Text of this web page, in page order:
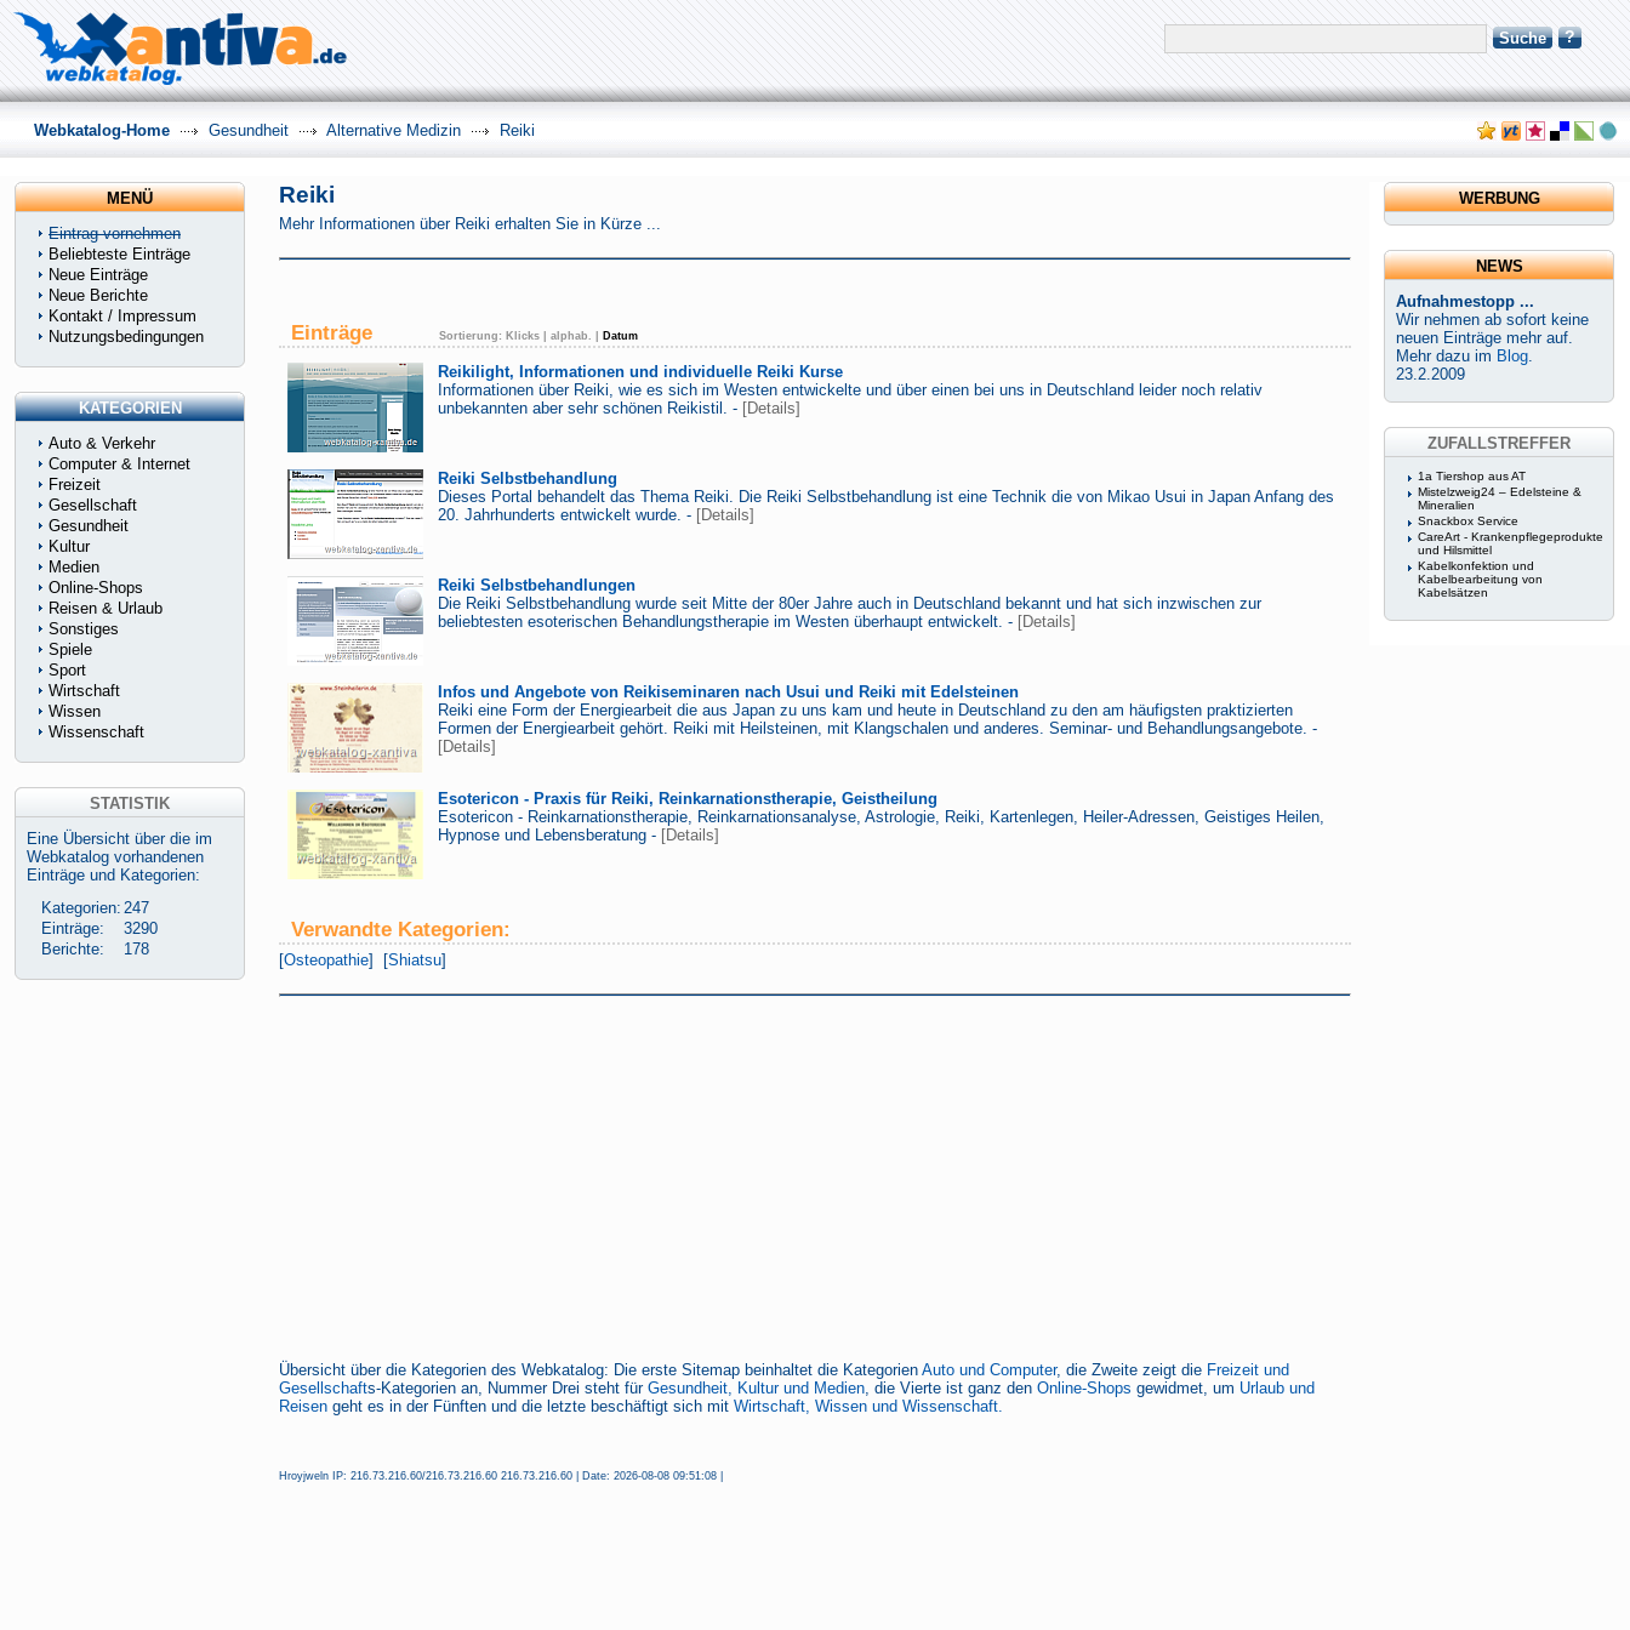
Reiki
Mehr Informationen über Reiki erhalten Sie in Kürze ...
Einträge Sortierung: Klicks alphab. Datum
Reikilight, Informationen und individuelle Reiki Kurse
Informationen über Reiki, wie es sich im Westen entwickelte und über einen bei uns in Deutschland leider noch relativ
unbekannten aber sehr schönen Reikistil. - [Details]
Reiki Selbstbehandlung
Dieses Portal behandelt das Thema Reiki. Die Reiki Selbstbehandlung ist eine Technik die von Mikao Usui in Japan Anfang des
20. Jahrhunderts entwickelt wurde. - [Details]
Reiki Selbstbehandlungen
Die Reiki Selbstbehandlung wurde seit Mitte der 80er Jahre auch in Deutschland bekannt und hat sich inzwischen zur
beliebtesten esoterischen Behandlungstherapie im Westen überhaupt entwickelt. - [Details]
Infos und Angebote von Reikiseminaren nach Usui und Reiki mit Edelsteinen
Reiki eine Form der Energiearbeit die aus Japan zu uns kam und heute in Deutschland zu den am häufigsten praktizierten
Formen der Energiearbeit gehört. Reiki mit Heilsteinen, mit Klangschalen und anderes. Seminar- und Behandlungsangebote. -
[Details]
Esotericon - Praxis für Reiki, Reinkarnationstherapie, Geistheilung
Esotericon - Reinkarnationstherapie, Reinkarnationsanalyse, Astrologie, Reiki, Kartenlegen, Heiler-Adressen, Geistiges Heilen,
Hypnose und Lebensberatung - [Details]
Verwandte Kategorien:
[Osteopathie] [Shiatsu]
Übersicht über die Kategorien des Webkatalog: Die erste Sitemap beinhaltet die Kategorien Auto und Computer, die Zweite zeigt die Freizeit und
Gesellschafts-Kategorien an, Nummer Drei steht für Gesundheit, Kultur und Medien, die Vierte ist ganz den Online-Shops gewidmet, um Urlaub und
Reisen geht es in der Fünften und die letzte beschäftigt sich mit Wirtschaft, Wissen und Wissenschaft.
Hroyjweln IP: 216.73.216.60/216.73.216.60 216.73.216.60 | Date: 2026-08-08 09:51:08 |
Suche ?
Webkatalog-Home Gesundheit Alternative Medizin Reiki
MENÜ
Eintrag vornehmen
Beliebteste Einträge
Neue Einträge
Neue Berichte
Kontakt / Impressum
Nutzungsbedingungen
KATEGORIEN
Auto & Verkehr
Computer & Internet
Freizeit
Gesellschaft
Gesundheit
Kultur
Medien
Online-Shops
Reisen & Urlaub
Sonstiges
Spiele
Sport
Wirtschaft
Wissen
Wissenschaft
STATISTIK
Eine Übersicht über die im
Webkatalog vorhandenen
Einträge und Kategorien:
Kategorien: 247
Einträge:
3290
Berichte:
178
WERBUNG
NEWS
Aufnahmestopp ...
Wir nehmen ab sofort keine
neuen Einträge mehr auf.
Mehr dazu im Blog.
23.2.2009
ZUFALLSTREFFER
1a Tiershop aus AT
Mistelzweig24 – Edelsteine &
Mineralien
Snackbox Service
CareArt - Krankenpflegeprodukte
und Hilsmittel
Kabelkonfektion und
Kabelbearbeitung von
Kabelsätzen